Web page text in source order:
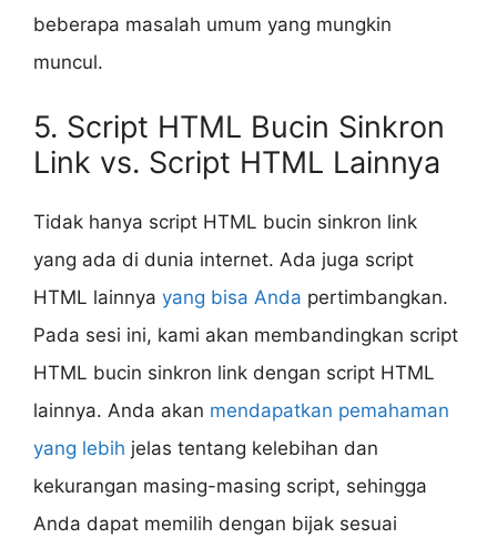
beberapa masalah umum yang mungkin
muncul.
5. Script HTML Bucin Sinkron
Link vs. Script HTML Lainnya
Tidak hanya script HTML bucin sinkron link
yang ada di dunia internet. Ada juga script
HTML lainnya yang bisa Anda pertimbangkan.
Pada sesi ini, kami akan membandingkan script
HTML bucin sinkron link dengan script HTML
lainnya. Anda akan mendapatkan pemahaman
yang lebih jelas tentang kelebihan dan
kekurangan masing-masing script, sehingga
Anda dapat memilih dengan bijak sesuai